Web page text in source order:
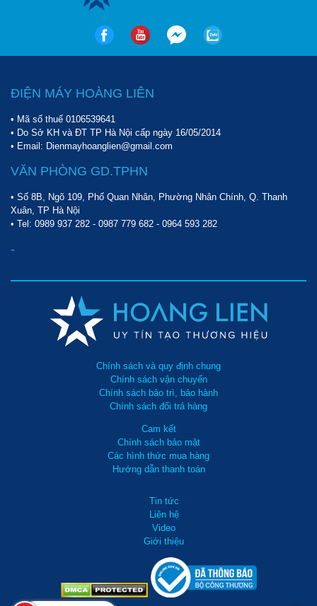
ĐIỆN MÁY HOÀNG LIÊN
• Mã số thuế 0106539641
• Do Sở KH và ĐT TP Hà Nội cấp ngày 16/05/2014
• Email: Dienmayhoanglien@gmail.com
VĂN PHÒNG GD.TPHN
• Số 8B, Ngõ 109, Phố Quan Nhân, Phường Nhân Chính, Q. Thanh
Xuân, TP Hà Nội
• Tel: 0989 937 282 - 0987 779 682 - 0964 593 282
-
Chính sách và quy định chung
Chính sách vận chuyển
Chính sách bảo trì, bảo hành
Chính sách đổi trả hàng
Cam kết
Chính sách bảo mật
Các hình thức mua hàng
Hướng dẫn thanh toán
Tin tức
Liên hệ
Video
Giới thiệu